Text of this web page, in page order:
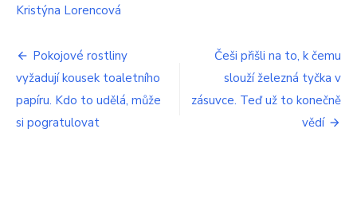
Dříve
mi
to
trvalo,
Kristýna Lorencová
Navigace
pro
příspěvek
Pokojové rostliny
vyžadují kousek toaletního
papíru. Kdo to udělá, může
si pogratulovat
Češi přišli na to, k čemu
slouží železná tyčka v
zásuvce. Teď už to konečně
vědí